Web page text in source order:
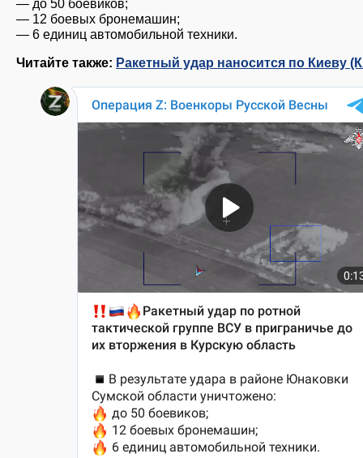
— до 50 боевиков;
— 12 боевых бронемашин;
— 6 единиц автомобильной техники.
Читайте также: Ракетный удар наносится по Киеву